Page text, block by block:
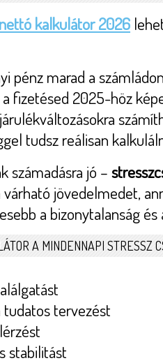
kalkulátor 2026
pénz marad a
fizetésed 2025-höz
tudsz reálisan
számadásra jó –
jövedelmedet,
a bizonytalanság és
A MINDENNAPI STRESSZ
tervezést
stabilitást